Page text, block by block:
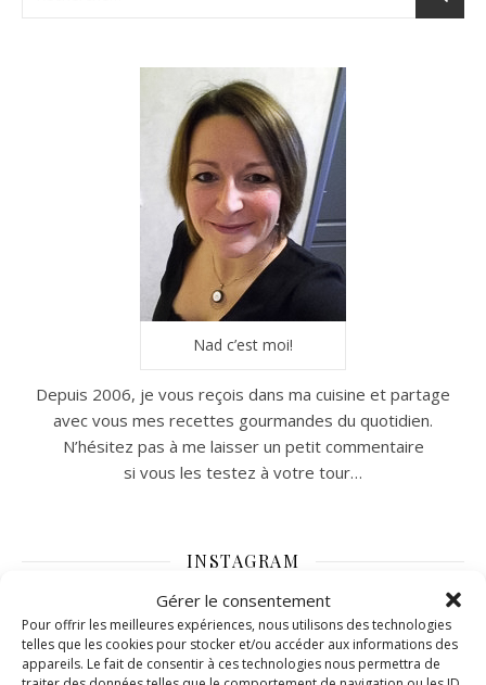
Gérer le consentement
Pour offrir les meilleures expériences, nous utilisons des technologies
telles que les cookies pour stocker et/ou accéder aux informations des
appareils. Le fait de consentir à ces technologies nous permettra de
Nad c’est moi!
Depuis 2006, je vous reçois dans ma cuisine et partage
avec vous mes recettes gourmandes du quotidien.
N’hésitez pas à me laisser un petit commentaire
si vous les testez à votre tour…
INSTAGRAM
nadcuisine